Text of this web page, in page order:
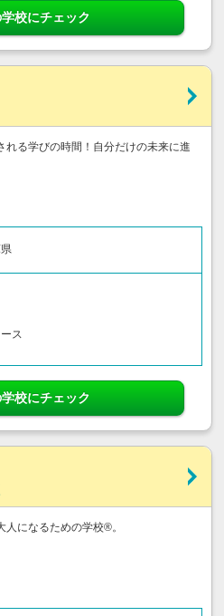
校にチェック
れる学びの時間！自分だけの未来に進
ス
校にチェック
人になるための学校®。